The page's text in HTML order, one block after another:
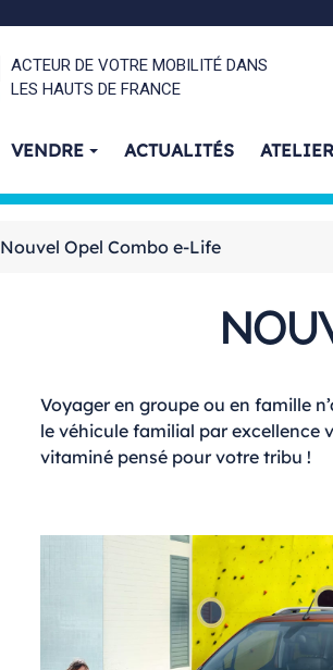
ACTEUR DE VOTRE MOBILITÉ DANS
LES HAUTS DE FRANCE
VENDRE ACTUALITÉS ATELIER
Nouvel Opel Combo e-Life
Voyager en groupe ou en famille
le véhicule familial par excellence
vitaminé pensé pour votre tribu !